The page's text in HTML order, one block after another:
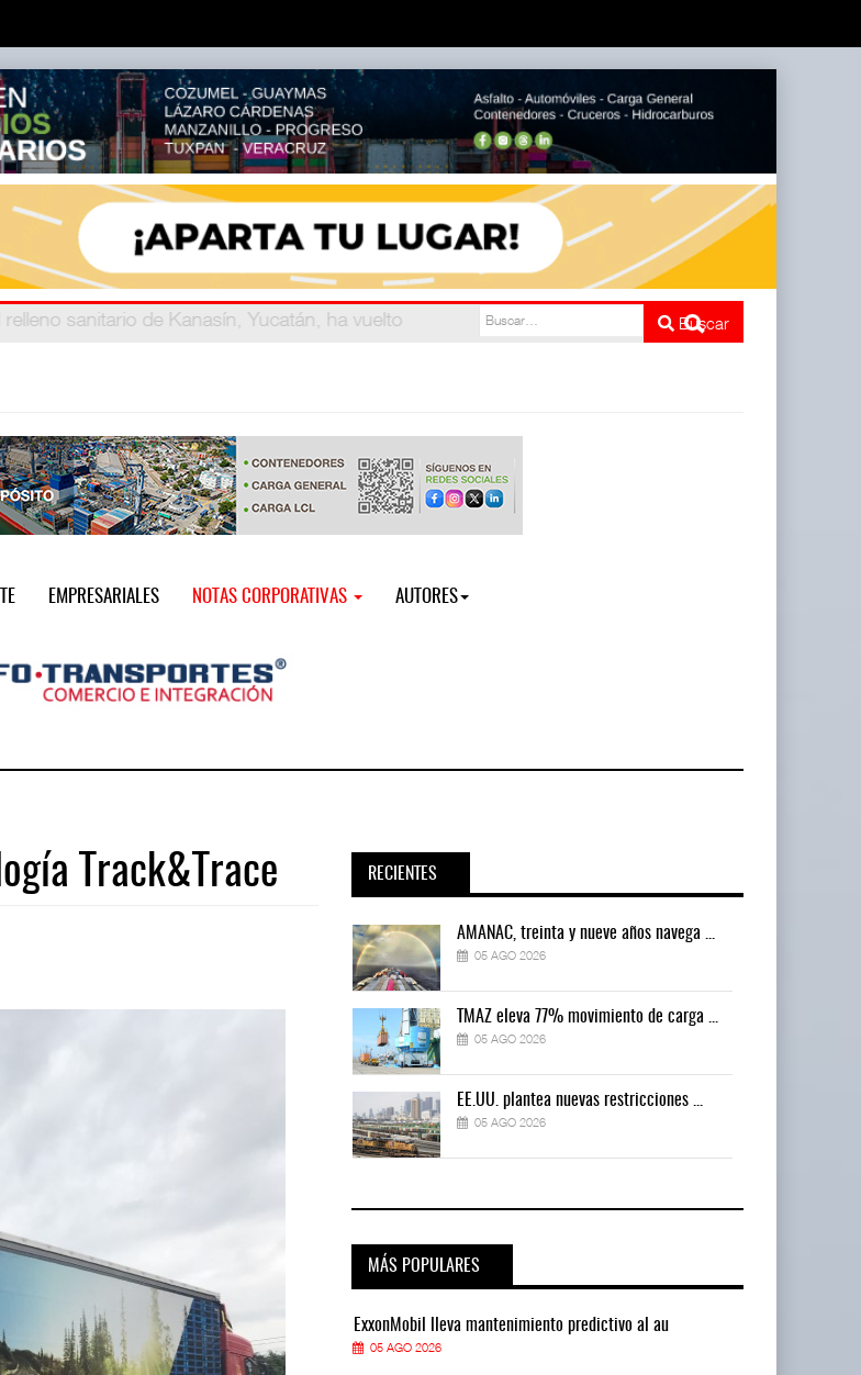
del comercio marítimo mundial
Buscar
EMPRESARIALES NOTAS CORPORATIVAS AUTORES
Track&Trace RECIENTES
AMANAC, treinta y nueve años navega ...
05 AGO 2026
TMAZ eleva 77% movimiento de carga ...
05 AGO 2026
EE.UU. plantea nuevas restricciones ...
05 AGO 2026
MÁS POPULARES
lleva mantenimiento predictivo al au ExxonMobil lleva mantenimiento predictivo al au
05 AGO 2026